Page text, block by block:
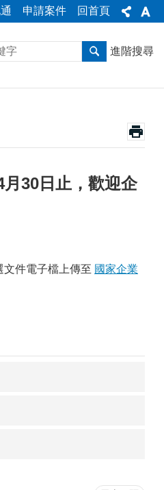
申請案件 回首頁
進階搜尋
30日止，歡迎企
件電子檔上傳至 國家企業